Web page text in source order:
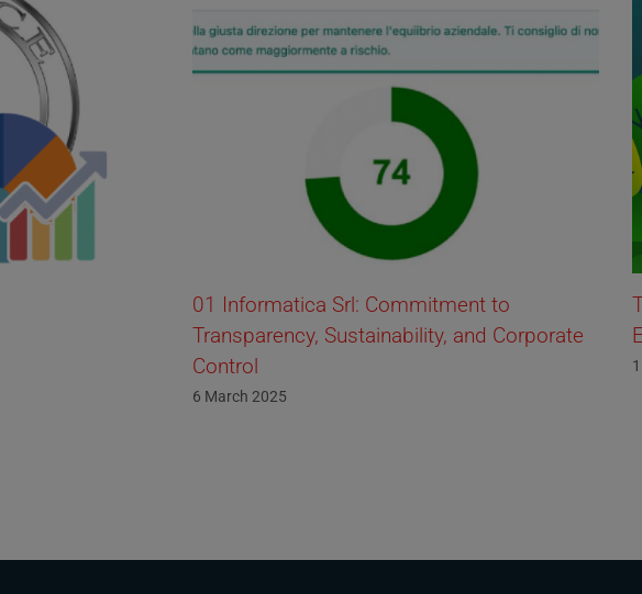
01 Informatica Srl: Commitment to
Transparency, Sustainability, and Corporate
Control
6 March 2025